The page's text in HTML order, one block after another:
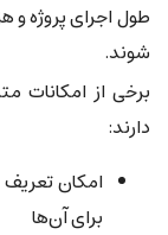
طول اجرای پروژه و
شوند.
برخی از امکانات
دارند:
امکان
برای آن‌ها